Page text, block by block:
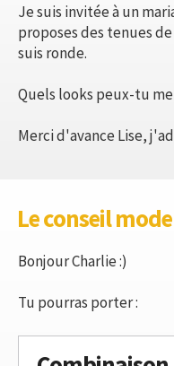
Je suis invitée à un
proposes des tenues
suis ronde.
Quels looks peux-tu
Merci d'avance Lise,
Le conseil mode
Bonjour Charlie :)
Tu pourras porter :